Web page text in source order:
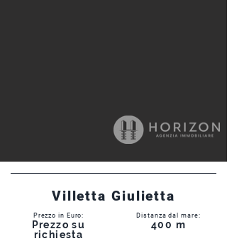
Villetta Giulietta
Prezzo in Euro:
Prezzo su
richiesta
Distanza dal mare:
400 m